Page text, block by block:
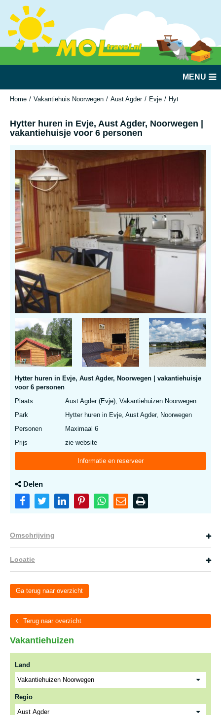
MENU
Home Vakantiehuis Noorwegen Aust Agder Evje Hytter huren in
Hytter huren in Evje, Aust Agder, Noorwegen |
vakantiehuisje voor 6 personen
Hytter huren in Evje, Aust Agder, Noorwegen | vakantiehuisje
voor 6 personen
Plaats
Aust Agder (Evje), Vakantiehuizen Noorwegen
Park
Hytter huren in Evje, Aust Agder, Noorwegen
Personen
Maximaal 6
Prijs
zie website
Informatie en reserveer
Delen
Omschrijving
Locatie
Ga terug naar overzicht
Terug naar overzicht
Vakantiehuizen
Land
Regio